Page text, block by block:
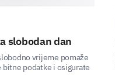
slobodan dan
vrijeme pomaže
podatke i osigurate